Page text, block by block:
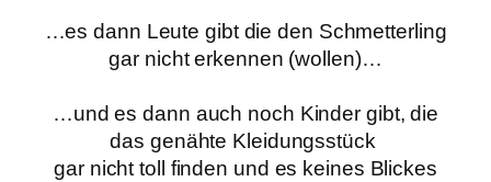
…es dann Leute gibt die den Schmetterling
gar nicht erkennen (wollen)…
…und es dann auch noch Kinder gibt,die
das genähte Kleidungsstück
gar nicht toll finden und es keines Blickes